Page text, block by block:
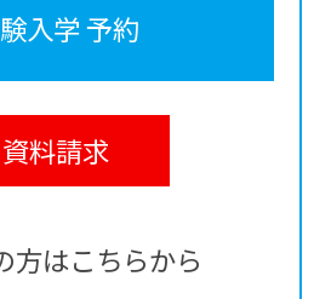
入学 予約
資料請求
方はこちらから